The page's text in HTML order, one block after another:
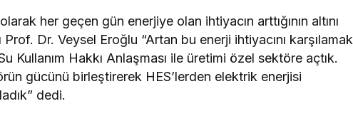
her geçen gün enerjiye olan ihtiyacın arttığının altını
Dr. Veysel Eroğlu “Artan bu enerji ihtiyacını karşılamak
Kullanım Hakkı Anlaşması ile üretimi özel sektöre açtık.
gücünü birleştirerek HES’lerden elektrik enerjisi
dedi.